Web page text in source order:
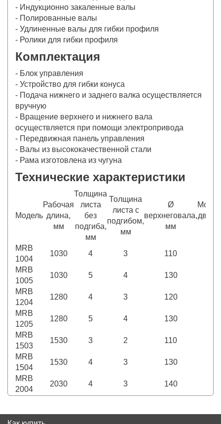
- Индукционно закаленные валы
- Полированные валы
- Удлиненные валы для гибки профиля
- Ролики для гибки профиля
Комплектация
- Блок управления
- Устройство для гибки конуса
- Подача нижнего и заднего валка осуществляется
вручную
- Вращение верхнего и нижнего вала
осуществляется при помощи электропривода
- Передвижная панель управления
- Валы из высококачественной стали
- Рама изготовлена из чугуна
Технические характеристики
Модель
Рабочая
длина,
мм
Толщина
листа
без
подгиба,
мм
Толщина
листа с
подгибом,
мм
Ø
верхнеговала,
мм
MRB
1004
1030 4 3 110
MRB
1005
1030 5 4 130
MRB
1204
1280 4 3 120
MRB
1205
1280 5 4 130
MRB
1503
1530 3 2 110
MRB
1504
1530 4 3 130
MRB
2004
2030 4 3 140